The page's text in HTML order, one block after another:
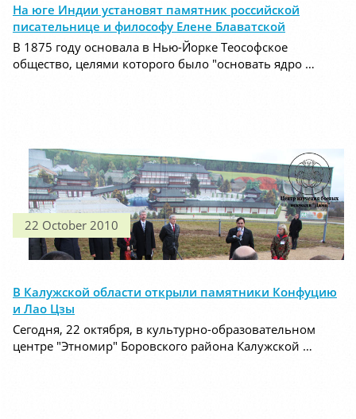
На юге Индии установят памятник российской
писательнице и философу Елене Блаватской
В 1875 году основала в Нью-Йорке Теософское
общество, целями которого было "основать ядро …
22 October 2010
В Калужской области открыли памятники Конфуцию
и Лао Цзы
Сегодня, 22 октября, в культурно-образовательном
центре "Этномир" Боровского района Калужской …